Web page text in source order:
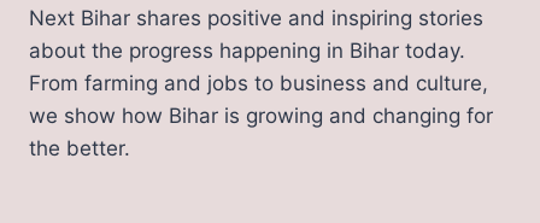
Next Bihar shares positive and inspiring stories
about the progress happening in Bihar today.
From farming and jobs to business and culture,
we show how Bihar is growing and changing for
the better.